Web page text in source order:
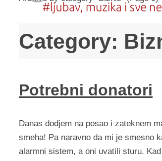
Category:
Potrebni donatori
Danas dodjem na posao i zateknem
smeha! Pa naravno da mi je smesno
alarmni sistem, a oni uvatili sturu.